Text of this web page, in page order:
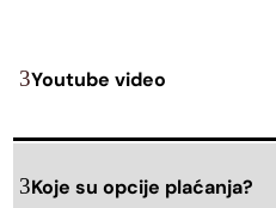
Youtube video
Koje su opcije plaćanja?